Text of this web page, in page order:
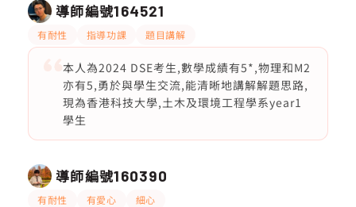
導師編號164521
有耐性 指導功課 題目講解
本人為2024 DSE考生,數學成績有5*,物理和M2
亦有5,勇於與學生交流,能清晰地講解解題思路,
現為香港科技大學,土木及環境工程學系year1
學生
導師編號160390
有耐性 有愛心 細心